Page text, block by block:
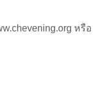
หรือ